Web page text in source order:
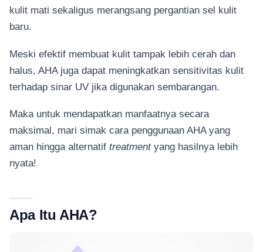
kulit mati sekaligus merangsang pergantian sel kulit
baru.
Meski efektif membuat kulit tampak lebih cerah dan
halus, AHA juga dapat meningkatkan sensitivitas kulit
terhadap sinar UV jika digunakan sembarangan.
Maka untuk mendapatkan manfaatnya secara
maksimal, mari simak cara penggunaan AHA yang
aman hingga alternatif treatment yang hasilnya lebih
nyata!
Apa Itu AHA?